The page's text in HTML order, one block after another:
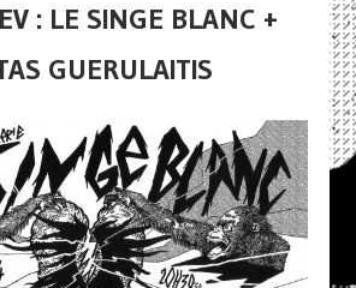
: LE SINGE BLANC +
GUERULAITIS